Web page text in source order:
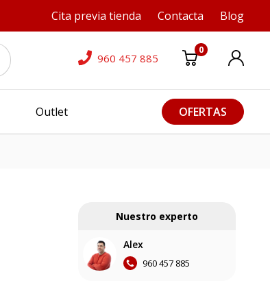
Cita previa tienda Contacta Blog
960 457 885
0
Outlet OFERTAS
Nuestro experto
Alex
960 457 885